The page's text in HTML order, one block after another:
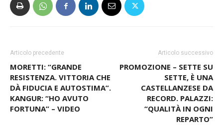
Articolo precedente
MORETTI: “GRANDE
RESISTENZA. VITTORIA CHE
DÀ FIDUCIA E AUTOSTIMA”.
KANGUR: “HO AVUTO
FORTUNA” – VIDEO
Articolo successivo
PROMOZIONE – SETTE SU
SETTE, È UNA
CASTELLANZESE DA
RECORD. PALAZZI:
“QUALITÀ IN OGNI
REPARTO”